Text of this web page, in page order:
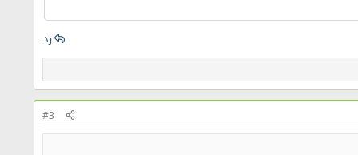
رد
#3